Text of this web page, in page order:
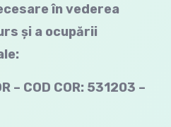
în vederea
și a ocupării
– COD COR: 531203 –